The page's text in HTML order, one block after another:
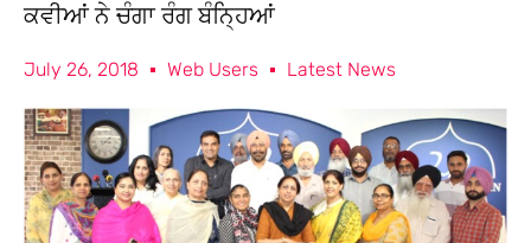
ਕਵੀਆਂ ਨੇ ਚੰਗਾ ਰੰਗ ਬੰਨ੍ਹਿਆਂ
July 26, 2018 Web Users Latest News